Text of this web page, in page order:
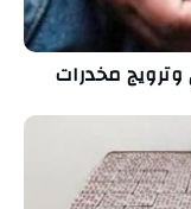
مخدرات